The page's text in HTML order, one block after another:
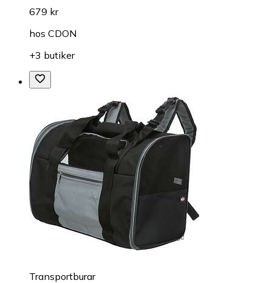
679 kr
hos CDON
+3 butiker
Transportburar